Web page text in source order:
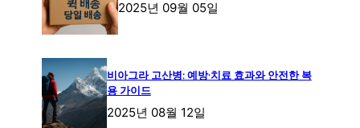
2025년 09월 05일
비아그라 고산병: 예방·치료 효과와 안전한 복
용 가이드
2025년 08월 12일